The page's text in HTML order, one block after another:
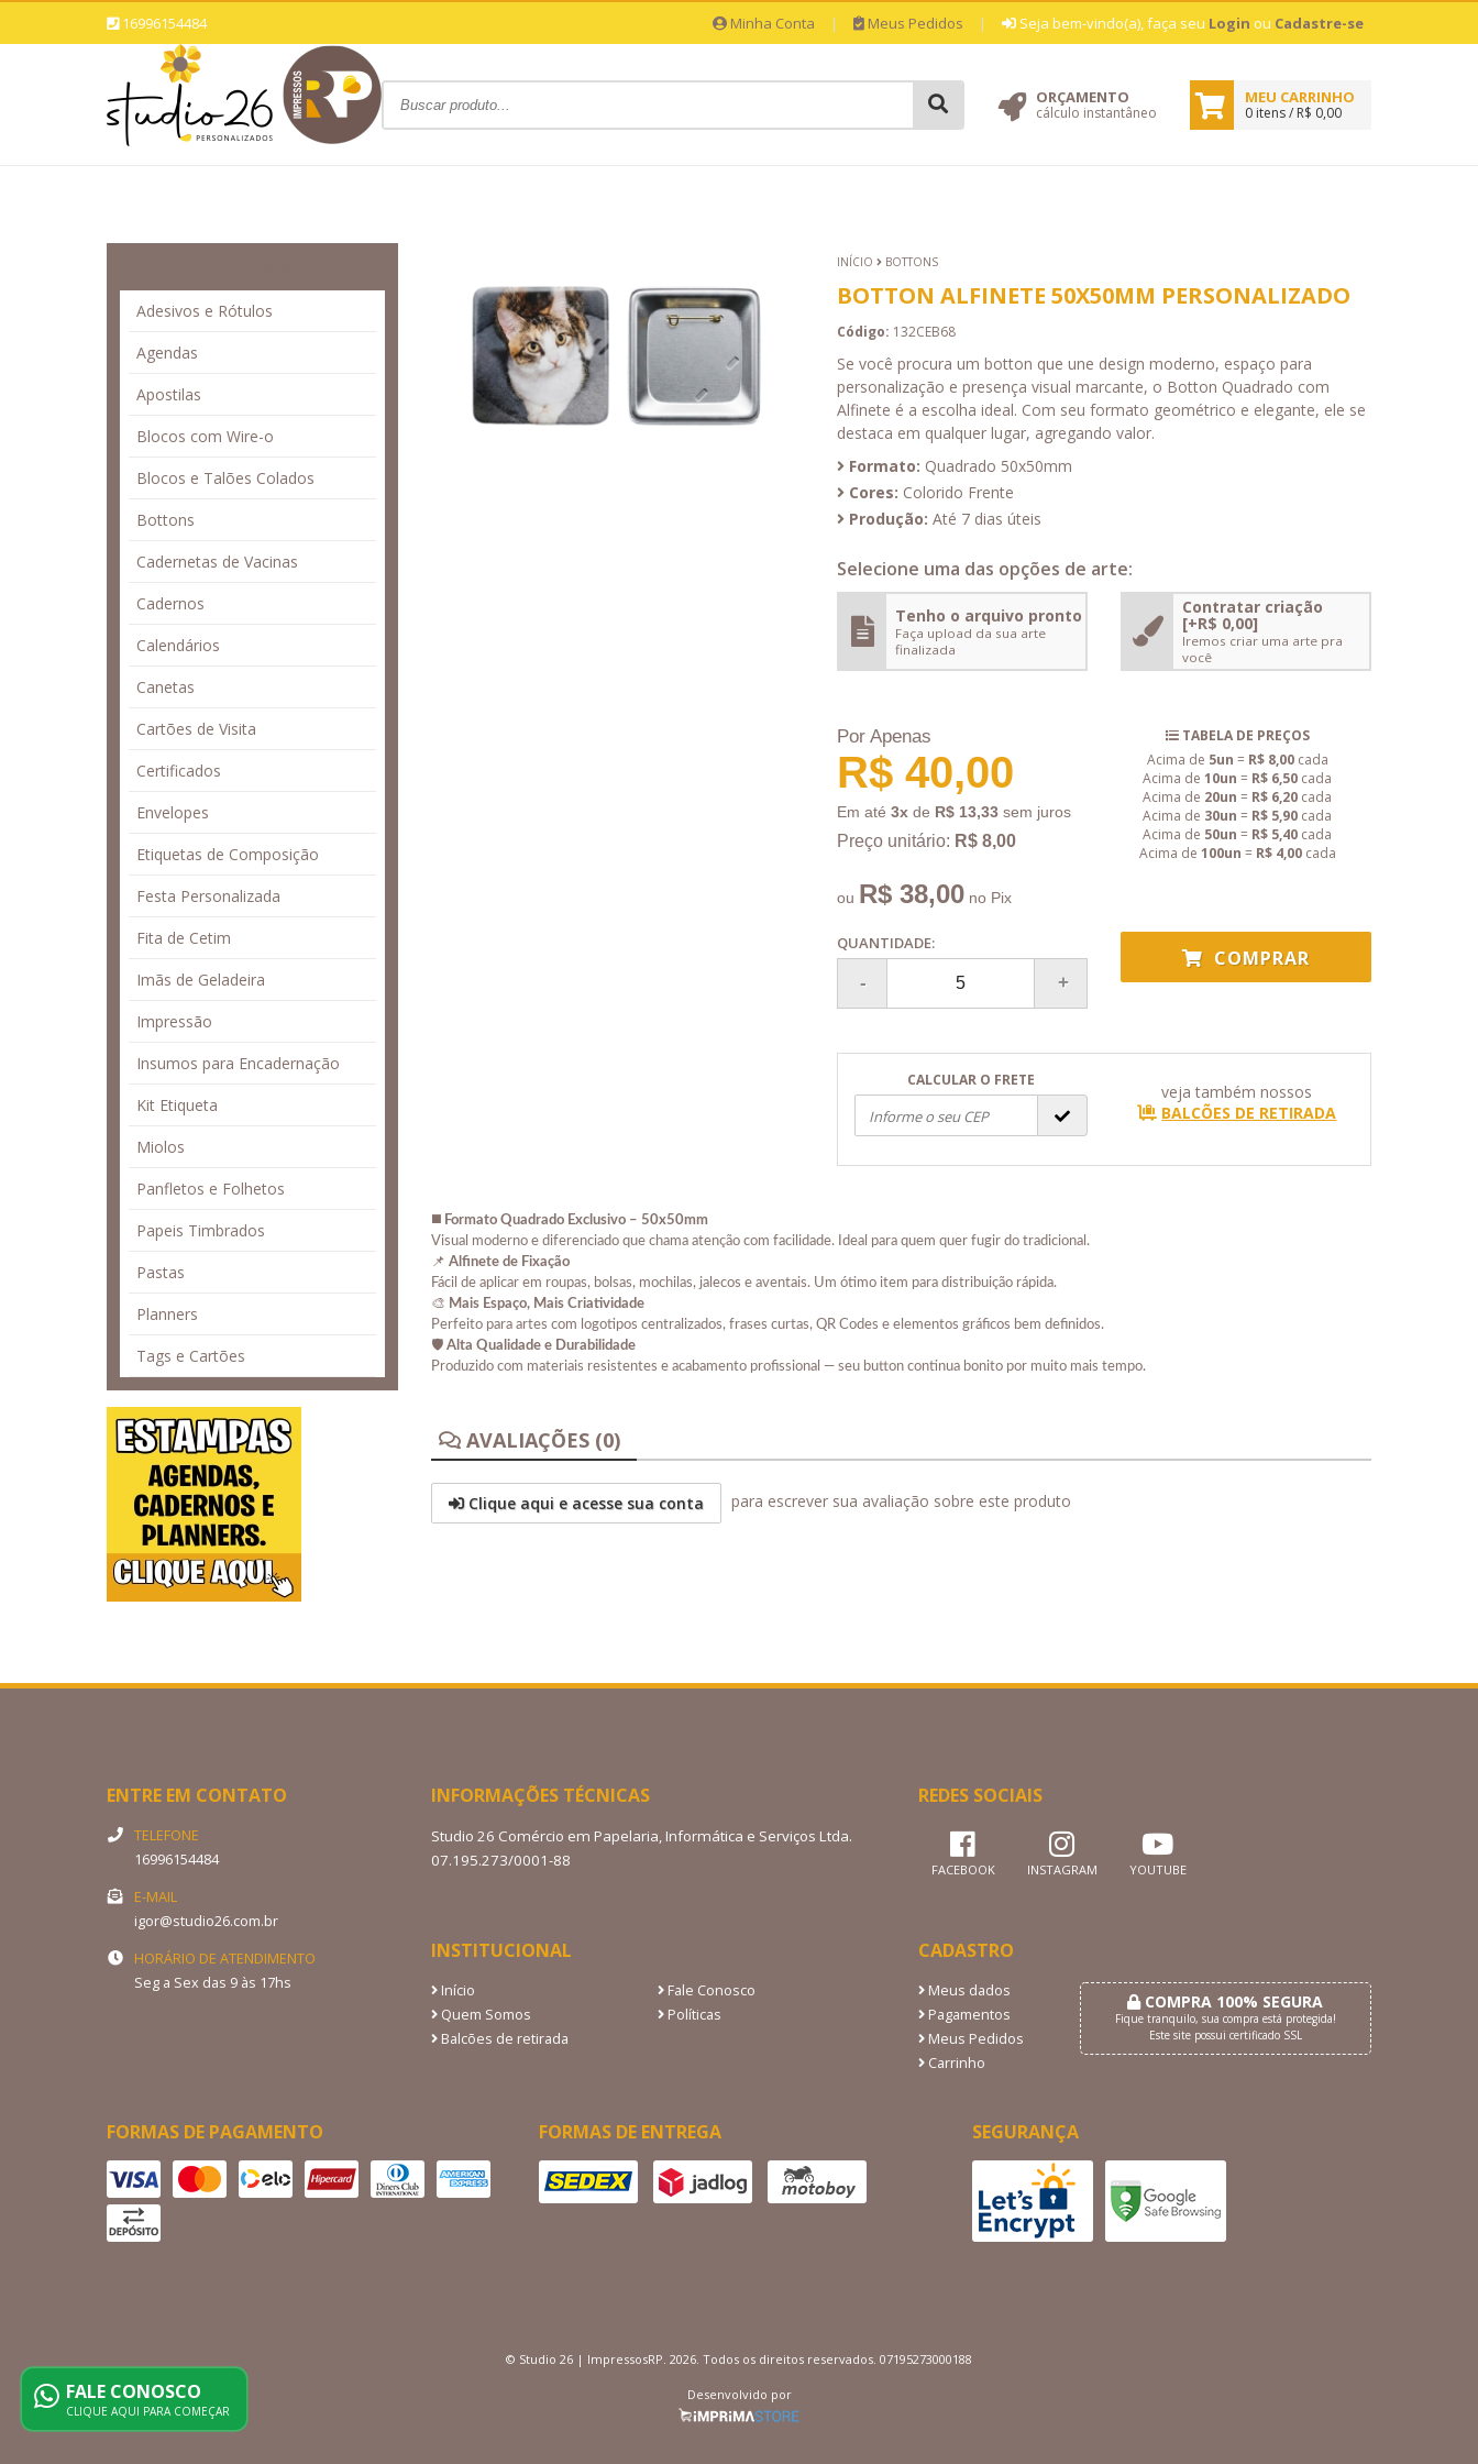
16996154484 Minha Conta | Meus Pedidos | Seja bem-vindo(a), faça seu Login ou Cadastre-se
ORÇAMENTO
cálculo instantâneo
MEU CARRINHO
0 itens / R$ 0,00
Adesivos e Rótulos
Agendas
Apostilas
Blocos com Wire-o
Blocos e Talões Colados
Bottons
Cadernetas de Vacinas
Cadernos
Calendários
Canetas
Cartões de Visita
Certificados
Envelopes
Etiquetas de Composição
Festa Personalizada
Fita de Cetim
Imãs de Geladeira
Impressão
Insumos para Encadernação
Kit Etiqueta
Miolos
Panfletos e Folhetos
Papeis Timbrados
Pastas
Planners
Tags e Cartões
INÍCIO BOTTONS
BOTTON ALFINETE 50X50MM PERSONALIZADO
Código: 132CEB68
Se você procura um botton que une design moderno, espaço para
personalização e presença visual marcante, o Botton Quadrado com
Alfinete é a escolha ideal. Com seu formato geométrico e elegante, ele se
destaca em qualquer lugar, agregando valor.
Formato: Quadrado 50x50mm
Cores: Colorido Frente
Produção: Até 7 dias úteis
Selecione uma das opções de arte:
Tenho o arquivo pronto
Faça upload da sua arte
finalizada
Contratar criação
[+R$ 0,00]
Iremos criar uma arte pra
você
Por Apenas
R$ 40,00
Em até 3xde R$ 13,33sem juros
Preço unitário: R$ 8,00
ou R$ 38,00 no Pix
TABELA DE PREÇOS
Acima de 5un = R$ 8,00 cada
Acima de10un = R$ 6,50 cada
Acima de 20un = R$ 6,20 cada
Acima de 30un = R$ 5,90 cada
Acima de 50un = R$ 5,40 cada
Acima de 100un = R$ 4,00 cada
QUANTIDADE:
COMPRAR
CALCULAR O FRETE
veja também nossos
BALCÕES DE RETIRADA
◼️ Formato Quadrado Exclusivo – 50x50mm
Visual moderno e diferenciado que chama atenção com facilidade. Ideal para quem quer fugir do tradicional.
📌 Alfinete de Fixação
Fácil de aplicar em roupas, bolsas, mochilas, jalecos e aventais. Um ótimo item para distribuição rápida.
🎨 Mais Espaço, Mais Criatividade
Perfeito para artes com logotipos centralizados, frases curtas, QR Codes e elementos gráficos bem definidos.
🛡️ Alta Qualidade e Durabilidade
Produzido com materiais resistentes e acabamento profissional — seu button continua bonito por muito mais tempo.
AVALIAÇÕES (0)
Clique aqui e acesse sua conta para escrever sua avaliação sobre este produto
ENTRE EM CONTATO
TELEFONE
16996154484
E-MAIL
igor@studio26.com.br
HORÁRIO DE ATENDIMENTO
Seg a Sex das 9 às 17hs
INFORMAÇÕES TÉCNICAS
Studio 26 Comércio em Papelaria, Informática e Serviços Ltda.
07.195.273/0001-88
REDES SOCIAIS
FACEBOOK INSTAGRAM YOUTUBE
INSTITUCIONAL
Início
Fale Conosco
Quem Somos
Políticas
Balcões de retirada
CADASTRO
Meus dados
Pagamentos
Meus Pedidos
Carrinho
COMPRA 100% SEGURA
Fique tranquilo, sua compra está protegida!
Este site possui certificado SSL
FORMAS DE PAGAMENTO FORMAS DE ENTREGA SEGURANÇA
© Studio 26 | ImpressosRP. 2026. Todos os direitos reservados. 07195273000188
Desenvolvido por
FALE CONOSCO
CLIQUE AQUI PARA COMEÇAR